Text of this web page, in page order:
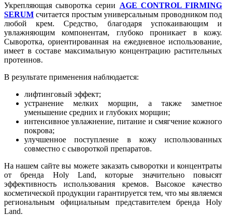
Укрепляющая сыворотка серии AGE CONTROL FIRMING
SERUM считается простым универсальным проводником под
любой крем. Средство, благодаря успокаивающим и
увлажняющим компонентам, глубоко проникает в кожу.
Сыворотка, ориентированная на ежедневное использование,
имеет в составе максимальную концентрацию растительных
протеинов.
В результате применения наблюдается:
лифтинговый эффект;
устранение мелких морщин, а также заметное
уменьшение средних и глубоких морщин;
интенсивное увлажнение, питание и смягчение кожного
покрова;
улучшенное поступление в кожу использованных
совместно с сывороткой препаратов.
На нашем сайте вы можете заказать сыворотки и концентраты
от бренда Holy Land, которые значительно повысят
эффективность использования кремов. Высокое качество
косметической продукции гарантируется тем, что мы являемся
региональным официальным представителем бренда Holy
Land.